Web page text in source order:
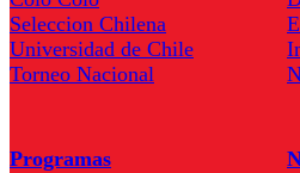
Seleccion Chilena
Universidad de Chile
Torneo Nacional
Programas